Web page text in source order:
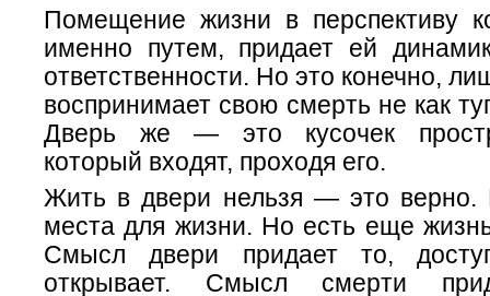
Помещение жизни в перспективу
именно путем, придает ей
ответственности. Но это конечно,
воспринимает свою смерть не как
Дверь же — это кусочек
который входят, проходя его.
Жить в двери нельзя — это верно.
места для жизни. Но есть еще
Смысл двери придает то,
открывает. Смысл смерти